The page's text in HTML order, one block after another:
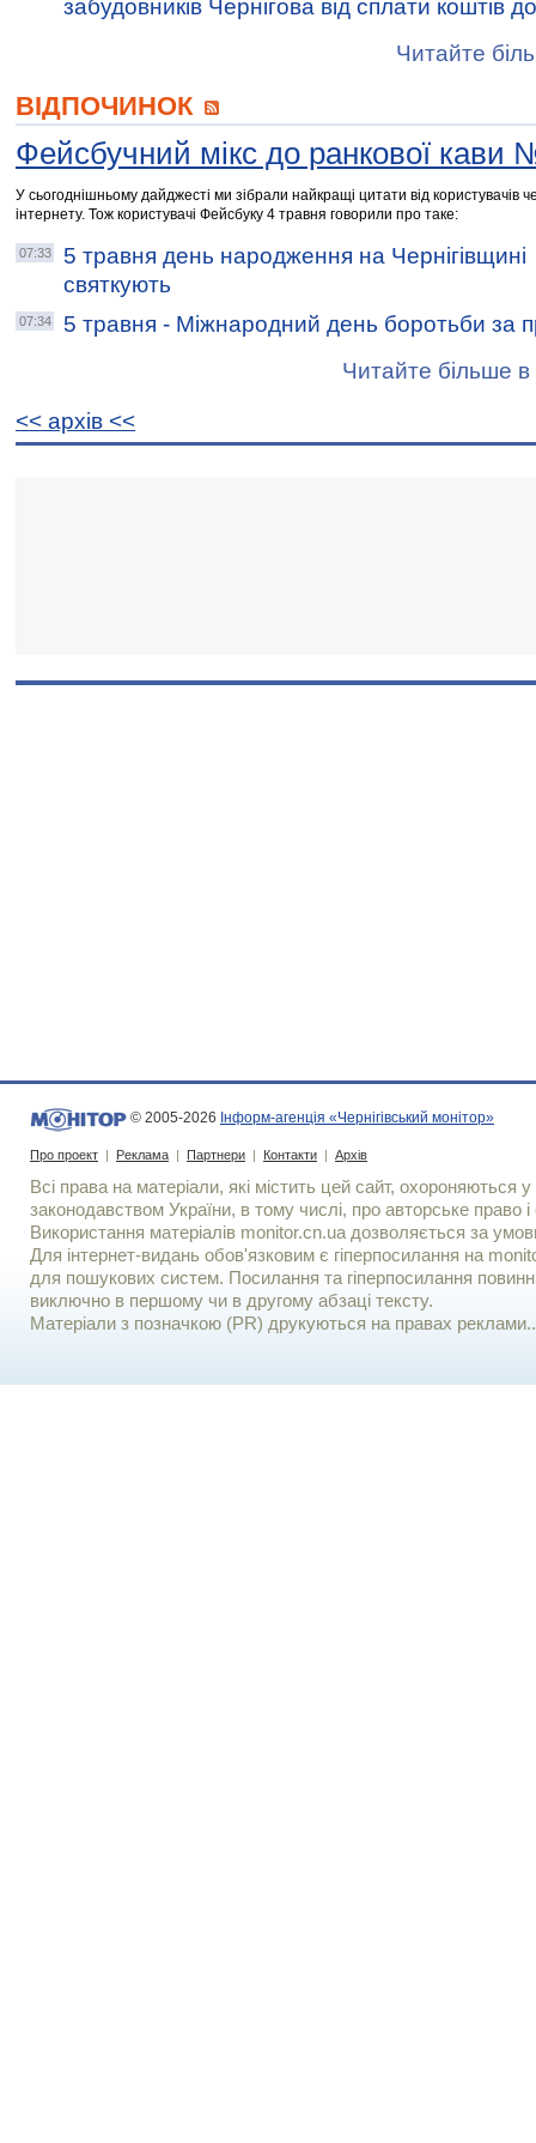
забудовників Чернігова від сплати коштів
Читайте
ВІДПОЧИНОК
Фейсбучний мікс до ранкової кави
У сьогоднішньому дайджесті ми зібрали найкращі цитати від користувачів
інтернету. Тож користувачі Фейсбуку 4 травня говорили про таке:
07:33
5 травня день народження на Чернігівщині
святкують
07:34
5 травня - Міжнародний день боротьби за
Читайте більше в
<< архiв <<
© 2005-2026 Інформ-агенція «Чернігівський монітор»
Про проект | Реклама | Партнери | Контакти | Архів
Всі права на матеріали, які містить цей сайт, охороняються у
законодавством України, в тому числі, про авторське право і
Використання матерiалiв monitor.cn.ua дозволяється за
Для iнтернет-видань обов'язковим є гiперпосилання на
для пошукових систем. Посилання та гіперпосилання
виключно в першому чи в другому абзаці тексту.
Матеріали з позначкою (PR) друкуються на правах реклами..